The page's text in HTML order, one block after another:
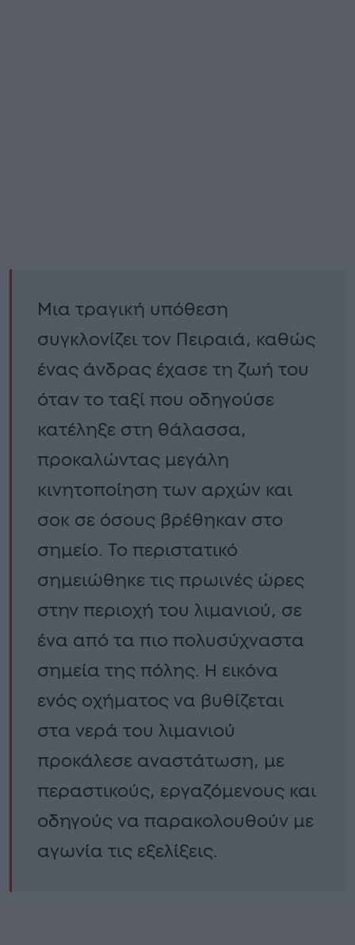
Μια τραγική υπόθεση
συγκλονίζει τον Πειραιά, καθώς
ένας άνδρας έχασε τη ζωή του
όταν το ταξί που οδηγούσε
κατέληξε στη θάλασσα,
προκαλώντας μεγάλη
κινητοποίηση των αρχών και
σοκ σε όσους βρέθηκαν στο
σημείο. Το περιστατικό
σημειώθηκε τις πρωινές ώρες
στην περιοχή του λιμανιού, σε
ένα από τα πιο πολυσύχναστα
σημεία της πόλης. Η εικόνα
ενός οχήματος να βυθίζεται
στα νερά του λιμανιού
προκάλεσε αναστάτωση, με
περαστικούς, εργαζόμενους και
οδηγούς να παρακολουθούν με
αγωνία τις εξελίξεις.